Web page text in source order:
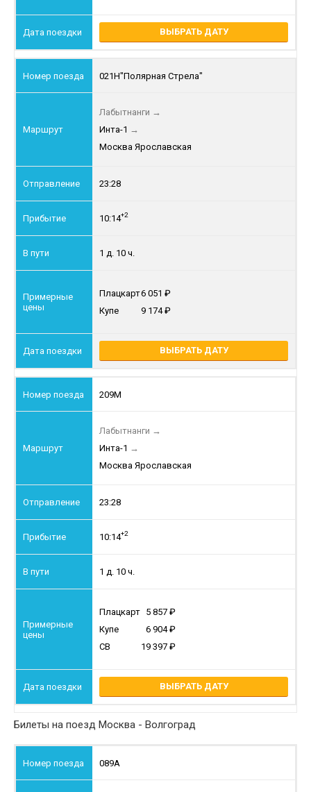
ВЫБРАТЬ ДАТУ
021Н"Полярная Стрела"
Лабытнанги →
Инта-1 →
Москва Ярославская
23:28
10:14+2
1 д. 10 ч.
Плацкарт6 051
Купе
9 174
ВЫБРАТЬ ДАТУ
209М
Лабытнанги →
Инта-1 →
Москва Ярославская
23:28
10:14+2
1 д. 10 ч.
Плацкарт 5 857
Купе
6 904
СВ
19 397
ВЫБРАТЬ ДАТУ
Билеты на поезд Москва - Волгоград
089А